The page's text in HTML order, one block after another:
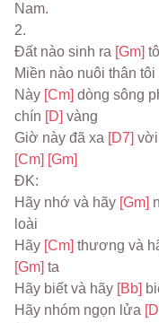
Nam.
2.
Đất nào sinh ra [Gm]
Miền nào nuôi thân
Này [Cm] dòng sông
chín [D] vàng
Giờ này đã xa [D7]
[Cm] [Gm]
ĐK:
Hãy nhớ và hãy [Gm]
loài
Hãy [Cm] thương và
[Gm] ta
Hãy biết và hãy [Bb]
Hãy nhóm ngọn lửa